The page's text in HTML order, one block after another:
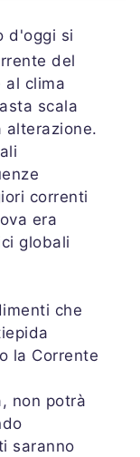
d'oggi si
del
al clima
scala
alterazione.
correnti
era
globali
che
la Corrente
non potrà
saranno